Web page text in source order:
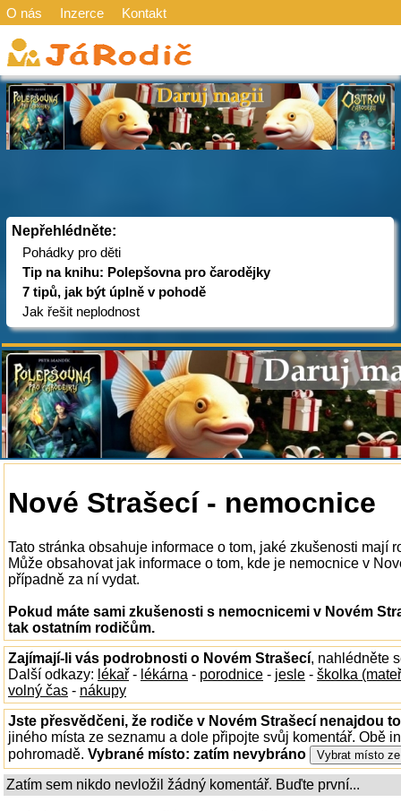
O nás Inzerce Kontakt
Nepřehlédněte:
Pohádky pro děti
Tip na knihu: Polepšovna pro čarodějky
7 tipů, jak být úplně v pohodě
Jak řešit neplodnost
Nové Strašecí - nemocnice
Tato stránka obsahuje informace o tom, jaké zkušenosti mají
Může obsahovat jak informace o tom, kde je nemocnice v
případně za ní vydat.
Pokud máte sami zkušenosti s nemocnicemi v Novém
tak ostatním rodičům.
Zajímají-li vás podrobnosti o Novém Strašecí, nahlédněte
Další odkazy: lékař - lékárna - porodnice - jesle - školka
volný čas - nákupy
Jste přesvědčeni, že rodiče v Novém Strašecí nenajdou
jiného místa ze seznamu a dole připojte svůj komentář. Obě
pohromadě. Vybrané místo: zatím nevybráno
Zatím sem nikdo nevložil žádný komentář. Buďte první...